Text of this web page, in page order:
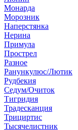
Монарда
Морозник
Наперстянка
Нерина
Примула
Прострел
Разное
Ранункулюс/Лютик
Рудбекия
Седум/Очиток
Тигридия
Традесканция
Трициртис
Тысячелистник